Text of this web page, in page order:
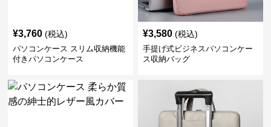
¥3,760 (税込)
パソコンケース スリム収納機能
付きパソコンケース
¥3,580 (税込)
手提げ式ビジネスパソコンケー
ス収納バッグ